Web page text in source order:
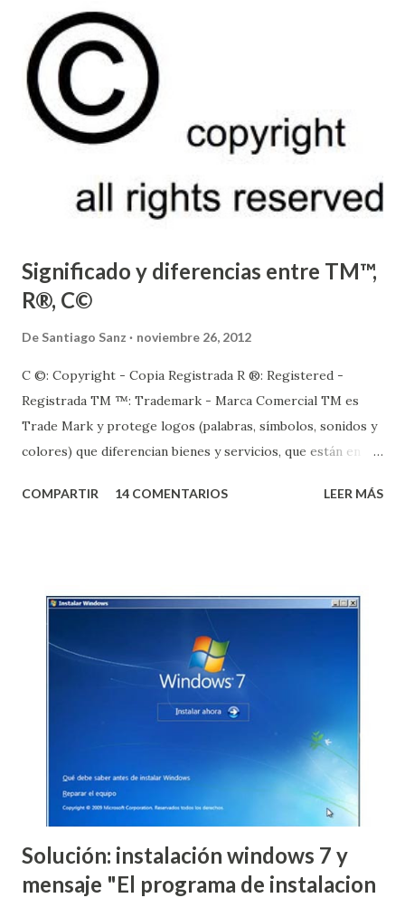
Significado y diferencias entre TM™,
R®, C©
De Santiago Sanz noviembre 26, 2012
C ©: Copyright - Copia Registrada R ®: Registered -
Registrada TM ™: Trademark - Marca Comercial TM es
Trade Mark y protege logos (palabras, símbolos, sonidos y
colores) que diferencian bienes y servicios, que están en
la marca ya está registrada, pasó de TM a R. La C en un
COMPARTIR 14 COMENTARIOS LEER MÁS
Solución: instalación windows 7 y
mensaje "El programa de instalacion